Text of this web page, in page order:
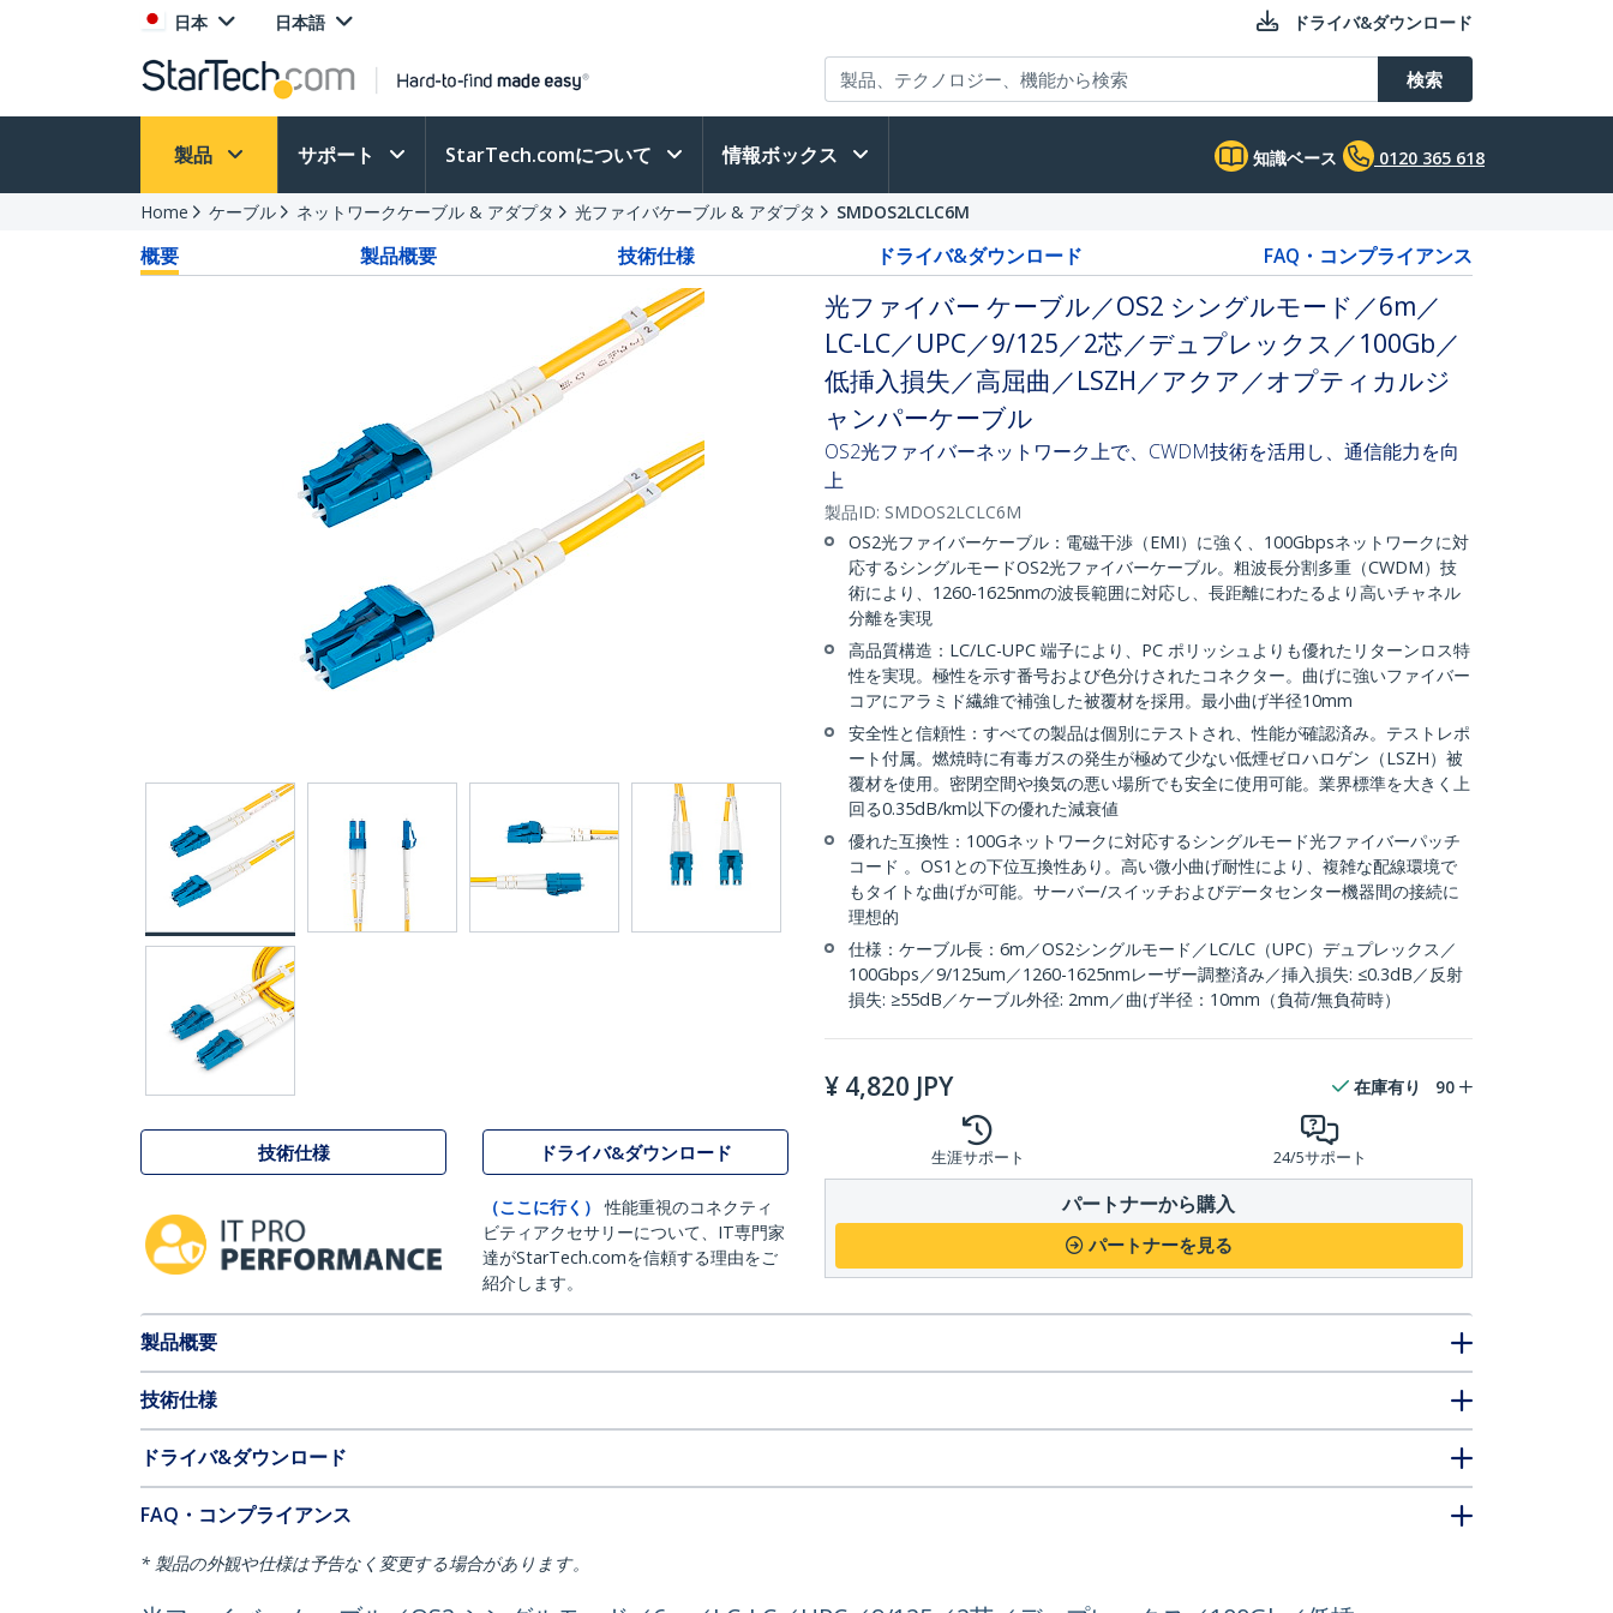
日本 日本語 ドライバ&ダウンロード
検索
製品 サポート StarTech.comについて 情報ボックス 知識ベース 0120 365 618
Home ケーブル ネットワークケーブル & アダプタ 光ファイバケーブル & アダプタ SMDOS2LCLC6M
概要 製品概要 技術仕様 ドライバ&ダウンロード FAQ・コンプライアンス
技術仕様 ドライバ&ダウンロード
（ここに行く）
性能重視のコネクティ
ビティアクセサリーについて、IT専門家
達がStarTech.comを信頼する理由をご
紹介します。
光ファイバー ケーブル／OS2 シングルモード／6m／
LC-LC／UPC／9/125／2芯／デュプレックス／100Gb／
低挿入損失／高屈曲／LSZH／アクア／オプティカルジ
ャンパーケーブル
OS2光ファイバーネットワーク上で、CWDM技術を活用し、通信能力を向
上
製品ID: SMDOS2LCLC6M
OS2光ファイバーケーブル：電磁干渉（EMI）に強く、100Gbpsネットワークに対
応するシングルモードOS2光ファイバーケーブル。粗波長分割多重（CWDM）技
術により、1260-1625nmの波長範囲に対応し、長距離にわたるより高いチャネル
分離を実現
高品質構造：LC/LC-UPC 端子により、PC ポリッシュよりも優れたリターンロス特
性を実現。極性を示す番号および色分けされたコネクター。曲げに強いファイバー
コアにアラミド繊維で補強した被覆材を採用。最小曲げ半径10mm
安全性と信頼性：すべての製品は個別にテストされ、性能が確認済み。テストレポ
ート付属。燃焼時に有毒ガスの発生が極めて少ない低煙ゼロハロゲン（LSZH）被
覆材を使用。密閉空間や換気の悪い場所でも安全に使用可能。業界標準を大きく上
回る0.35dB/km以下の優れた減衰値
優れた互換性：100Gネットワークに対応するシングルモード光ファイバーパッチ
コード 。OS1との下位互換性あり。高い微小曲げ耐性により、複雑な配線環境で
もタイトな曲げが可能。サーバー/スイッチおよびデータセンター機器間の接続に
理想的
仕様：ケーブル長：6m／OS2シングルモード／LC/LC（UPC）デュプレックス／
100Gbps／9/125um／1260-1625nmレーザー調整済み／挿入損失: ≤0.3dB／反射
損失: ≥55dB／ケーブル外径: 2mm／曲げ半径：10mm（負荷/無負荷時）
¥ 4,820 JPY 在庫有り 90
生涯サポート 24/5サポート
パートナーから購入
パートナーを見る
製品概要
技術仕様
ドライバ&ダウンロード
FAQ・コンプライアンス
* 製品の外観や仕様は予告なく変更する場合があります。